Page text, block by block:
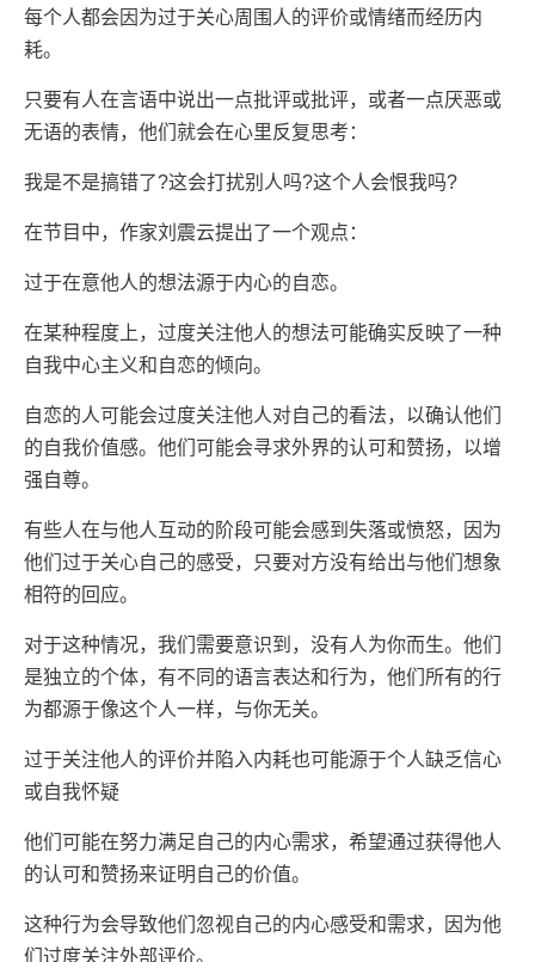
每个人都会因为过于关心周围人的评价或情绪而经历内
耗。
只要有人在言语中说出一点批评或批评，或者一点厌恶或
无语的表情，他们就会在心里反复思考：
我是不是搞错了?这会打扰别人吗?这个人会恨我吗?
在节目中，作家刘震云提出了一个观点：
过于在意他人的想法源于内心的自恋。
在某种程度上，过度关注他人的想法可能确实反映了一种
自我中心主义和自恋的倾向。
自恋的人可能会过度关注他人对自己的看法，以确认他们
的自我价值感。他们可能会寻求外界的认可和赞扬，以增
强自尊。
有些人在与他人互动的阶段可能会感到失落或愤怒，因为
他们过于关心自己的感受，只要对方没有给出与他们想象
相符的回应。
对于这种情况，我们需要意识到，没有人为你而生。他们
是独立的个体，有不同的语言表达和行为，他们所有的行
为都源于像这个人一样，与你无关。
过于关注他人的评价并陷入内耗也可能源于个人缺乏信心
或自我怀疑
他们可能在努力满足自己的内心需求，希望通过获得他人
的认可和赞扬来证明自己的价值。
这种行为会导致他们忽视自己的内心感受和需求，因为他
们过度关注外部评价。